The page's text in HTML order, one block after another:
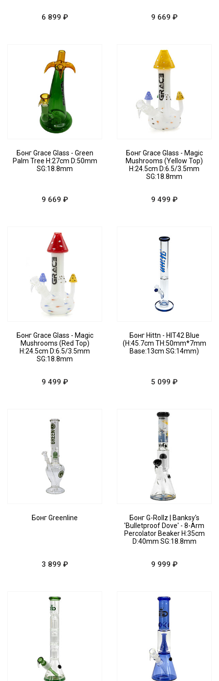
6 899 ₽ 9 669 ₽
Бонг Grace Glass - Green
Palm Tree H:27cm D:50mm
SG:18.8mm
9 669 ₽
Бонг Grace Glass - Magic
Mushrooms (Yellow Top)
H:24.5cm D:6.5/3.5mm
SG:18.8mm
9 499 ₽
Бонг Grace Glass - Magic
Mushrooms (Red Top)
H:24.5cm D:6.5/3.5mm
SG:18.8mm
9 499 ₽
Бонг Hittn - HIT42 Blue
(H:45.7cm TH:50mm*7mm
Base:13cm SG:14mm)
5 099 ₽
Бонг Greenline
3 899 ₽
Бонг G-Rollz | Banksy's
'Bulletproof Dove' - 8-Arm
Percolator Beaker H:35cm
D:40mm SG:18.8mm
9 999 ₽